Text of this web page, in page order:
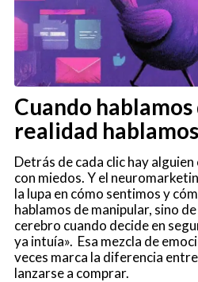
Cuando
realidad
Detrás de cada clic hay alguien
con miedos. Y el
la lupa en cómo sentimos y
hablamos de manipular, sino
cerebro cuando decide en
ya intuía». Esa mezcla de
veces marca la diferencia
lanzarse a comprar.